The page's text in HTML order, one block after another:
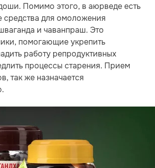
Помимо этого, в аюрведе есть
средства для омоложения
и чаванпраш. Это
помогающие укрепить
работу репродуктивных
процессы старения. Прием
так же назначается